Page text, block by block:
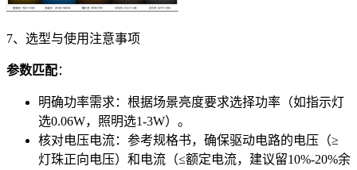
7、选型与使用注意事项
参数匹配：
明确功率需求：根据场景亮度要求选择功率（如指示灯
选0.06W，照明选1-3W）。
核对电压电流：参考规格书，确保驱动电路的电压（≥
灯珠正向电压）和电流（≤额定电流，建议留10%-20%余